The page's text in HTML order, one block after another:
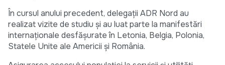
În cursul anului precedent, delegații ADR Nord au
realizat vizite de studiu și au luat parte la manifestări
internaționale desfășurate în Letonia, Belgia, Polonia,
Statele Unite ale Americii și România.